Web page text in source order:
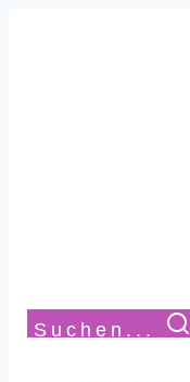
Suchen...